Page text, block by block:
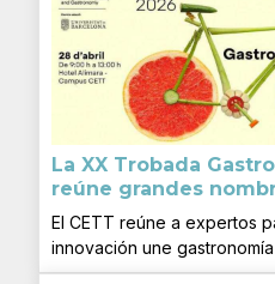
La XX Trobada
reúne grandes
El CETT reúne a expertos
innovación une